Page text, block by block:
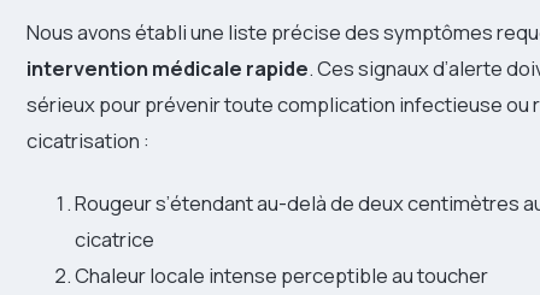
Nous avons établi une liste précise des symptômes
intervention médicale rapide. Ces signaux d’alerte
sérieux pour prévenir toute complication infectieuse ou
cicatrisation :
Rougeur s’étendant au-delà de deux centimètres
cicatrice
Chaleur locale intense perceptible au toucher